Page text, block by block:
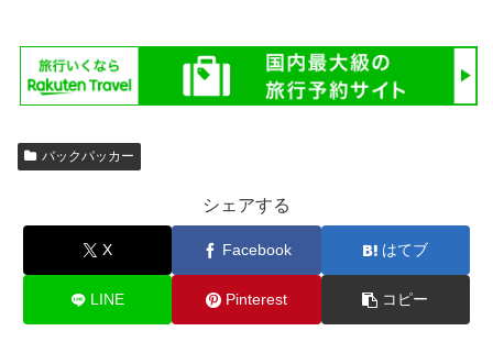
バックパッカー
シェアする
X Facebook はてブ
LINE Pinterest コピー